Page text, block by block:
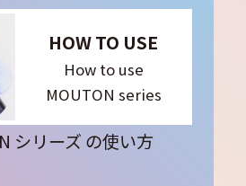
HOW TO USE
How to use
MOUTON series
シリーズ の使い方